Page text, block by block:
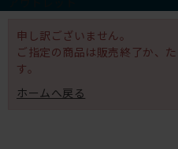
申し訳ございません。
ご指定の商品は販売終了か、
す。
ホームへ戻る